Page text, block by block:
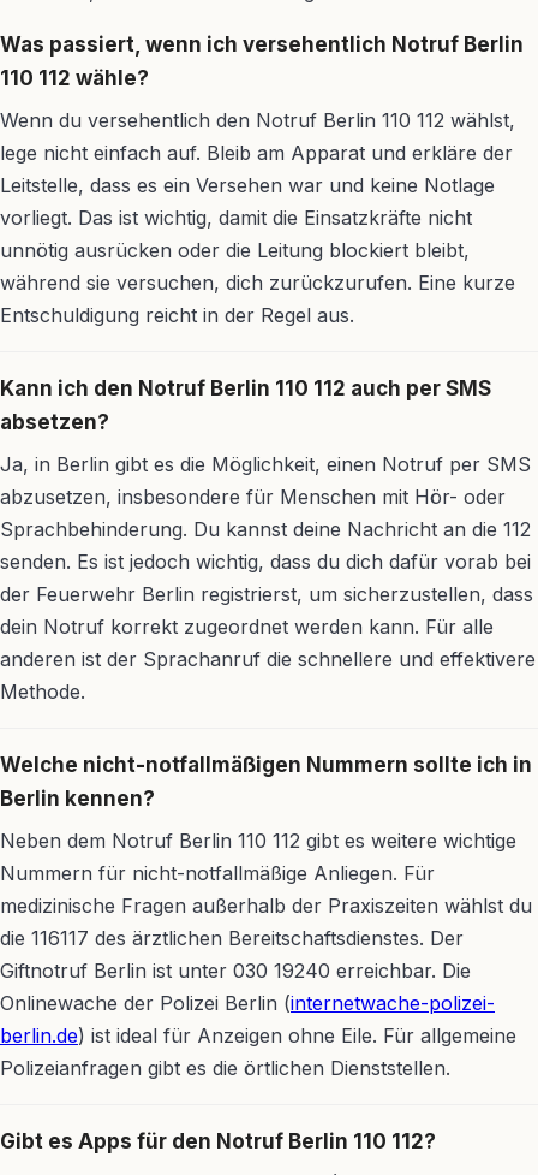
Was passiert, wenn ich versehentlich Notruf Berlin
110 112 wähle?
Wenn du versehentlich den Notruf Berlin 110 112 wählst,
lege nicht einfach auf. Bleib am Apparat und erkläre der
Leitstelle, dass es ein Versehen war und keine Notlage
vorliegt. Das ist wichtig, damit die Einsatzkräfte nicht
unnötig ausrücken oder die Leitung blockiert bleibt,
während sie versuchen, dich zurückzurufen. Eine kurze
Entschuldigung reicht in der Regel aus.
Kann ich den Notruf Berlin 110 112 auch per SMS
absetzen?
Ja, in Berlin gibt es die Möglichkeit, einen Notruf per SMS
abzusetzen, insbesondere für Menschen mit Hör- oder
Sprachbehinderung. Du kannst deine Nachricht an die 112
senden. Es ist jedoch wichtig, dass du dich dafür vorab bei
der Feuerwehr Berlin registrierst, um sicherzustellen, dass
dein Notruf korrekt zugeordnet werden kann. Für alle
anderen ist der Sprachanruf die schnellere und effektivere
Methode.
Welche nicht-notfallmäßigen Nummern sollte ich in
Berlin kennen?
Neben dem Notruf Berlin 110 112 gibt es weitere wichtige
Nummern für nicht-notfallmäßige Anliegen. Für
medizinische Fragen außerhalb der Praxiszeiten wählst du
die 116117 des ärztlichen Bereitschaftsdienstes. Der
Giftnotruf Berlin ist unter 030 19240 erreichbar. Die
Onlinewache der Polizei Berlin (internetwache-polizei-
berlin.de) ist ideal für Anzeigen ohne Eile. Für allgemeine
Polizeianfragen gibt es die örtlichen Dienststellen.
Gibt es Apps für den Notruf Berlin 110 112?